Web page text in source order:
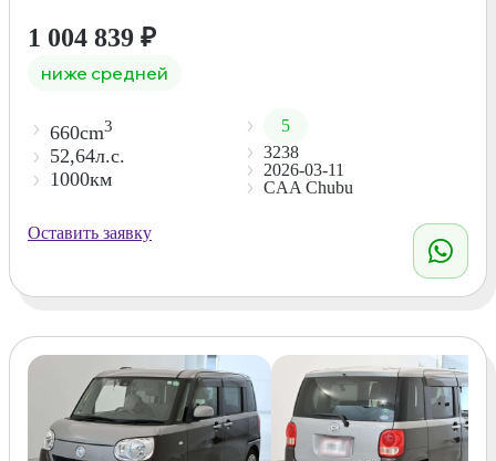
1 004 839 ₽
ниже средней
660cm3
52,64л.с.
1000км
5
3238
2026-03-11
CAA Chubu
Оставить заявку